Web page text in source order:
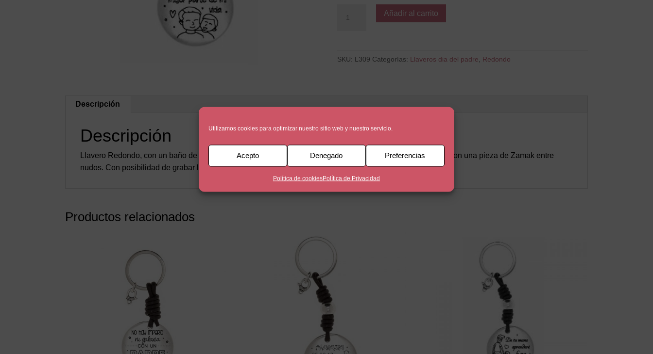
Utilizamos cookies para optimizar nuestro sitio web y nuestro servicio.
Acepto Denegado Preferencias
Política de cookiesPolítica de Privacidad
/
Añadir al carrito
SKU: L309 Categorías: Llaveros dia del padre Redondo
Descripción
Descripción
Llavero Redondo, con un baño de plata de 5 micras, montado en cuero nacional de 2 5mm de color marron con una pieza de Zamak entre
nudos. Con posibilidad de grabar la otra cara.
Productos relacionados